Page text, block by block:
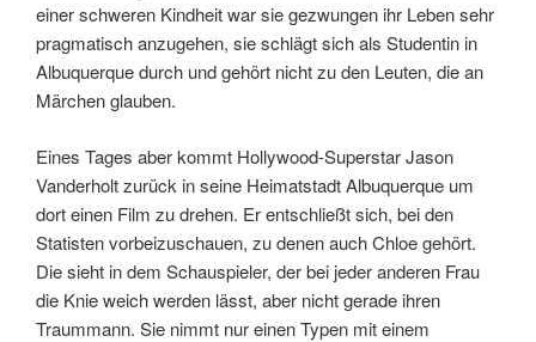
einer schweren Kindheit war sie gezwungen ihr Leben sehr
pragmatisch anzugehen, sie schlägt sich als Studentin in
Albuquerque durch und gehört nicht zu den Leuten, die an
Märchen glauben.
Eines Tages aber kommt Hollywood-Superstar Jason
Vanderholt zurück in seine Heimatstadt Albuquerque um
dort einen Film zu drehen. Er entschließt sich, bei den
Statisten vorbeizuschauen, zu denen auch Chloe gehört.
Die sieht in dem Schauspieler, der bei jeder anderen Frau
die Knie weich werden lässt, aber nicht gerade ihren
Traummann. Sie nimmt nur einen Typen mit einem